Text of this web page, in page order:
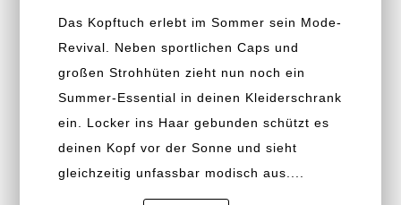
Das Kopftuch erlebt im Sommer sein Mode-
Revival. Neben sportlichen Caps und
großen Strohhüten zieht nun noch ein
Summer-Essential in deinen Kleiderschrank
ein. Locker ins Haar gebunden schützt es
deinen Kopf vor der Sonne und sieht
gleichzeitig unfassbar modisch aus....